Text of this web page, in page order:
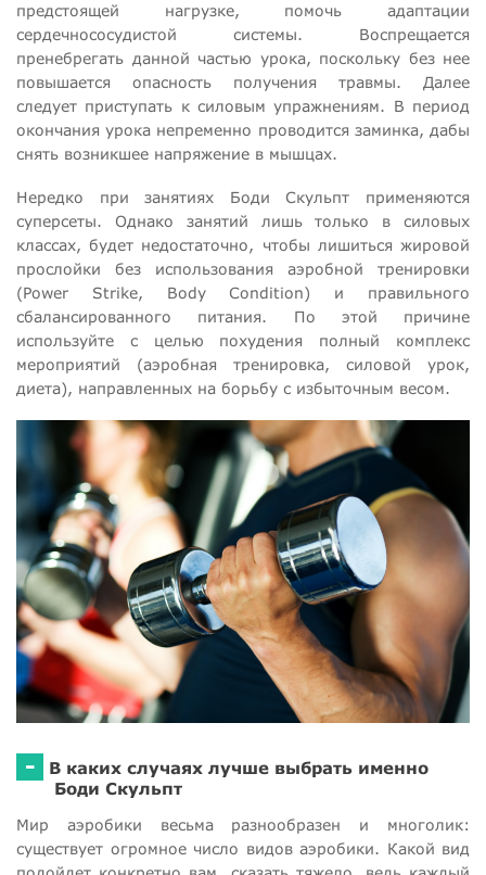
предстоящей нагрузке, помочь адаптации
сердечнососудистой системы. Воспрещается
пренебрегать данной частью урока, поскольку без нее
повышается опасность получения травмы. Далее
следует приступать к силовым упражнениям. В период
окончания урока непременно проводится заминка, дабы
снять возникшее напряжение в мышцах.
Нередко при занятиях Боди Скульпт применяются
суперсеты. Однако занятий лишь только в силовых
классах, будет недостаточно, чтобы лишиться жировой
прослойки без использования аэробной тренировки
(Power Strike, Body Condition) и правильного
сбалансированного питания. По этой причине
используйте с целью похудения полный комплекс
мероприятий (аэробная тренировка, силовой урок,
диета), направленных на борьбу с избыточным весом.
-
В каких случаях лучше выбрать именно
Боди Скульпт
Мир аэробики весьма разнообразен и многолик:
существует огромное число видов аэробики. Какой вид